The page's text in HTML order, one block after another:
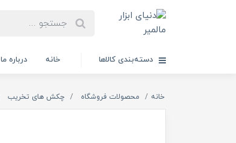
دسته‌بندی کالاها خانه درباره ما
خانه محصولات فروشگاه چکش های تخریب